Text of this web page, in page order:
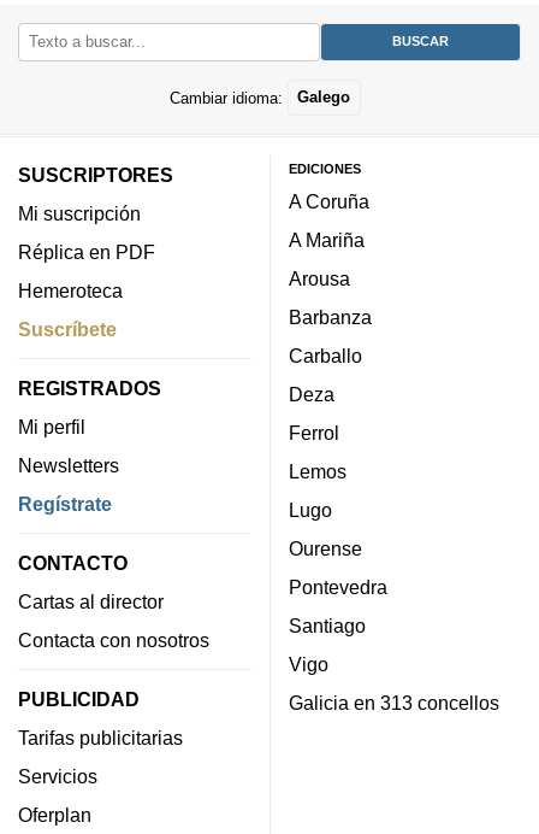
Cambiar idioma: Galego
SUSCRIPTORES
Mi suscripción
Réplica en PDF
Hemeroteca
Suscríbete
REGISTRADOS
Mi perfil
Newsletters
Regístrate
CONTACTO
Cartas al director
Contacta con nosotros
PUBLICIDAD
Tarifas publicitarias
Servicios
Oferplan
EDICIONES
A Coruña
A Mariña
Arousa
Barbanza
Carballo
Deza
Ferrol
Lemos
Lugo
Ourense
Pontevedra
Santiago
Vigo
Galicia en 313 concellos